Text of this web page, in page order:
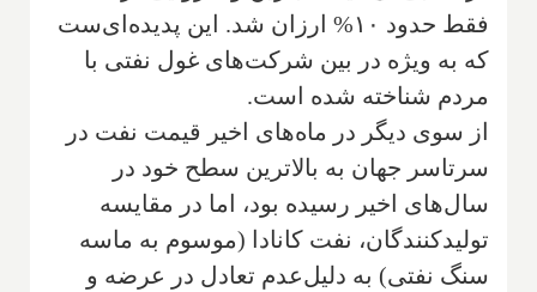
فقط حدود ۱۰% ارزان شد. این پدیده‌ای‌ست
که به ویژه در بین شرکت‌های غول نفتی با
مردم شناخته شده است.
از سوی دیگر در ماه‌های اخیر قیمت نفت در
سرتاسر جهان به بالاترین سطح خود در
سال‌های اخیر رسیده بود، اما در مقایسه
تولیدکنندگان، نفت کانادا (موسوم به ماسه
سنگ نفتی) به دلیل‌عدم تعادل در عرضه و